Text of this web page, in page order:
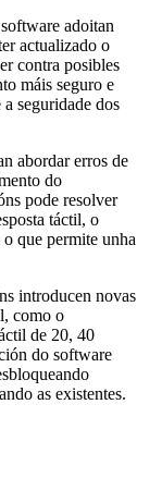
adoitan
actualizado o
contra posibles
máis seguro e
seguridade dos
abordar erros de
do
pode resolver
táctil, o
que permite unha
introducen novas
como o
de 20, 40
do software
as existentes.